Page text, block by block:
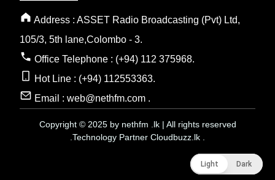
Address : ASSET Radio Broadcasting (Pvt) Ltd,
105/3, 5th lane,Colombo - 3.
Office Telephone : (+94) 112 375968.
Hot Line : (+94) 112553363.
Email : web@nethfm.com .
Copyright © 2025 by nethfm .lk | All rights reserved
.Technology Partner Cloudbuzz.lk .
Light Dark
Light Dark